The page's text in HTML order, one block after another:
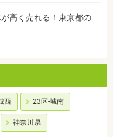
高く売れる！東京都の
西 23区-城南
神奈川県